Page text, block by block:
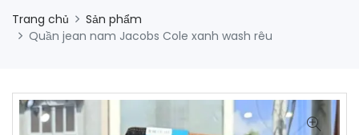
Trang chủ
Sản phẩm
Quần jean nam Jacobs Cole xanh wash rêu